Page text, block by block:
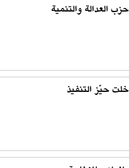
العدالة والتنمية
حيّز التنفيذ